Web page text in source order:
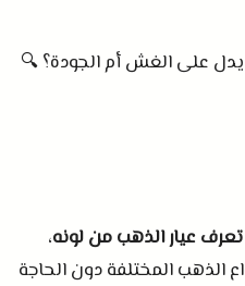
على الغش أم الجودة؟ 🔍
عيار الذهب من لونه،
الذهب المختلفة دون الحاجة